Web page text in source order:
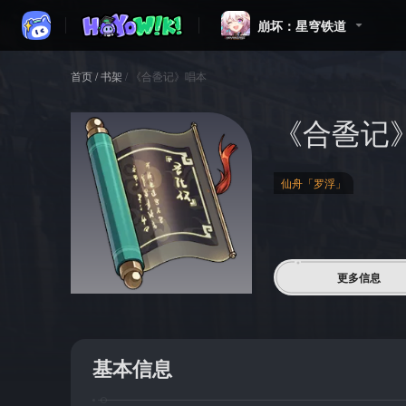
崩坏：星穹铁道
首页/书架 / 《合巹记》唱本
《合巹
仙舟「罗浮」
更多信息
基本信息